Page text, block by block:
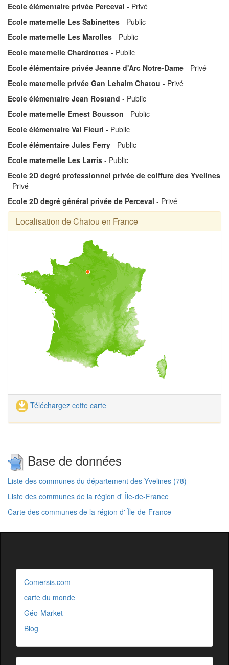
Ecole élémentaire privée Perceval - Privé
Ecole maternelle Les Sabinettes - Public
Ecole maternelle Les Marolles - Public
Ecole maternelle Chardrottes - Public
Ecole élémentaire privée Jeanne d'Arc Notre-Dame - Privé
Ecole maternelle privée Gan Lehaim Chatou - Privé
Ecole élémentaire Jean Rostand - Public
Ecole maternelle Ernest Bousson - Public
Ecole élémentaire Val Fleuri - Public
Ecole élémentaire Jules Ferry - Public
Ecole maternelle Les Larris - Public
Ecole 2D degré professionnel privée de coiffure des Yvelines
- Privé
Ecole 2D degré général privée de Perceval - Privé
Localisation de Chatou en France
Téléchargez cette carte
Base de données
Liste des communes du département des Yvelines (78)
Liste des communes de la région d' Île-de-France
Carte des communes de la région d' Île-de-France
Comersis.com
carte du monde
Géo-Market
Blog